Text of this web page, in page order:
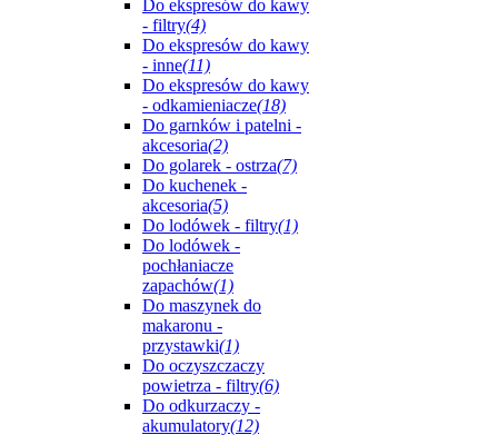
Do ekspresów do kawy
- filtry(4)
Do ekspresów do kawy
- inne(11)
Do ekspresów do kawy
- odkamieniacze(18)
Do garnków i patelni -
akcesoria(2)
Do golarek - ostrza(7)
Do kuchenek -
akcesoria(5)
Do lodówek - filtry(1)
Do lodówek -
pochłaniacze
zapachów(1)
Do maszynek do
makaronu -
przystawki(1)
Do oczyszczaczy
powietrza - filtry(6)
Do odkurzaczy -
akumulatory(12)